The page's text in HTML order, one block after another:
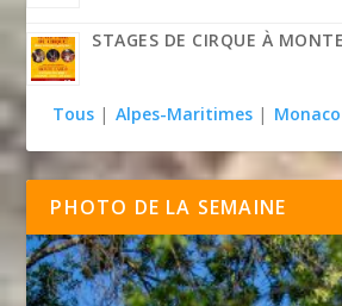
STAGES DE CIRQUE À
Tous | Alpes-Maritimes | Monaco
PHOTO DE LA SEMAINE